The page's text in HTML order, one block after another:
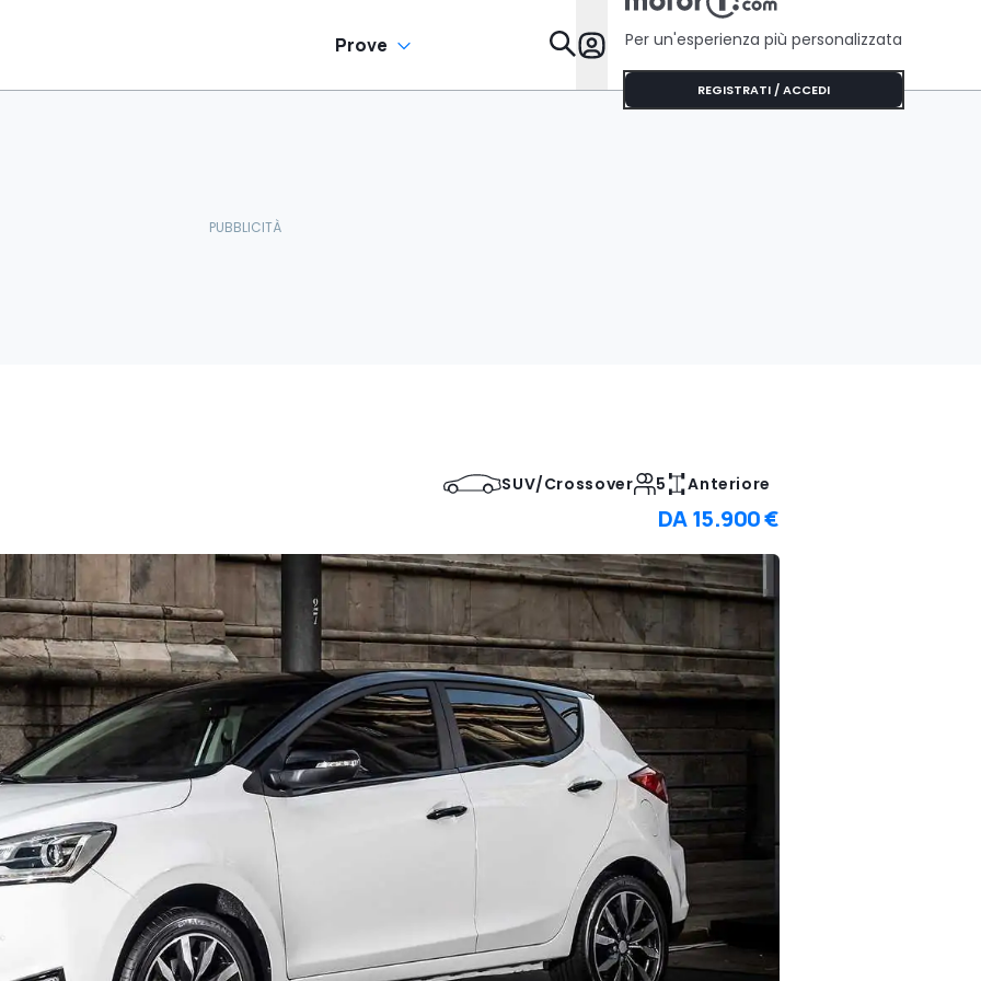
Prove Da Sapere
Per un'esperienza più personalizzata
REGISTRATI / ACCEDI
SUV/Crossover 5 Anteriore
DA15.900 €